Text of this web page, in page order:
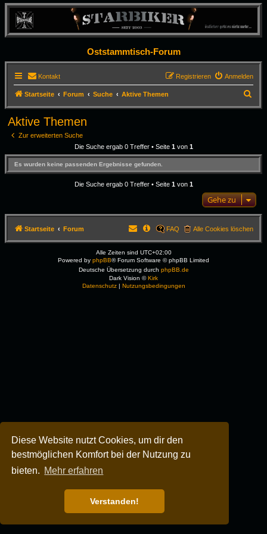
Diese Website nutzt Cookies, um dir den
bestmöglichen Komfort bei der Nutzung zu
bieten. Mehr erfahren
Verstanden!
Oststammtisch-Forum
Kontakt Anmelden
Registrieren
Startseite Forum Suche Aktive Themen
u
Aktive Themen
Zur erweiterten Suche
Die Suche ergab 0 Treffer • Seite 1von 1
Es wurden keine passenden Ergebnisse gefunden.
Die Suche ergab 0 Treffer • Seite 1von 1
Gehe zu
Startseite Forum Alle Cookies löschen
FAQ
Alle Zeiten sind UTC+02:00
Powered by phpBB® Forum Software © phpBB Limited
Deutsche Übersetzung durch phpBB.de
Dark Vision ©Kirk
Datenschutz| Nutzungsbedingungen